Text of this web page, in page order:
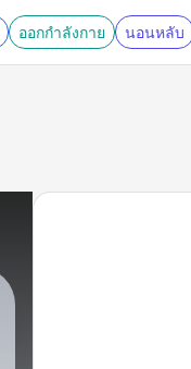
ออกกำลังกาย นอนหลับ